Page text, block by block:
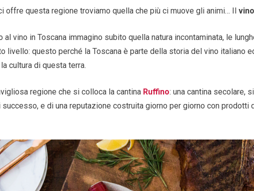
offre questa regione troviamo quella che più ci muove gli animi… Ilvino
al vino in Toscana immagino subito quella natura incontaminata, le
livello: questo perché la Toscana è parte della storia del vino italiano
cultura di questa terra.
regione che si colloca la cantina Ruffino: una cantina secolare,
successo, e di una reputazione costruita giorno per giorno con prodotti